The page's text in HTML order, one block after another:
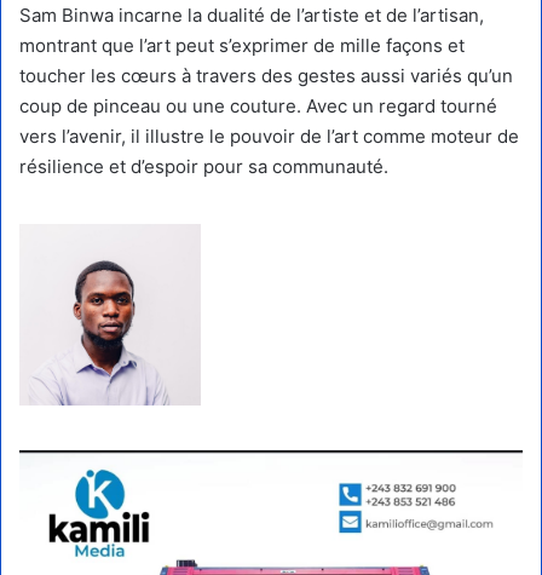
Sam Binwa incarne la dualité de l’artiste et de l’artisan,
montrant que l’art peut s’exprimer de mille façons et
toucher les cœurs à travers des gestes aussi variés qu’un
coup de pinceau ou une couture. Avec un regard tourné
vers l’avenir, il illustre le pouvoir de l’art comme moteur de
résilience et d’espoir pour sa communauté.